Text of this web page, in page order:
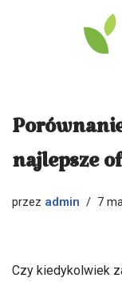
najlepsze
przez admin 7
Czy kiedykolwiek